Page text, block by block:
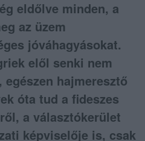
eldőlve minden, a
az üzem
jóváhagyásokat.
elől senki nem
hajmeresztő
óta tud a fideszes
a választókerület
képviselője is, csak